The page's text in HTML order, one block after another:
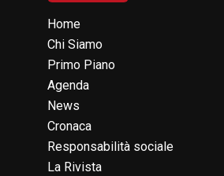
Home
Chi Siamo
Primo Piano
Agenda
News
Cronaca
Responsabilità sociale
La Rivista